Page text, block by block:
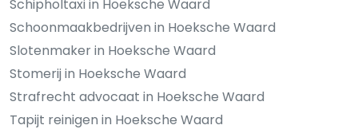
Schipholtaxi in Hoeksche Waard
Schoonmaakbedrijven in Hoeksche Waard
Slotenmaker in Hoeksche Waard
Stomerij in Hoeksche Waard
Strafrecht advocaat in Hoeksche Waard
Tapijt reinigen in Hoeksche Waard